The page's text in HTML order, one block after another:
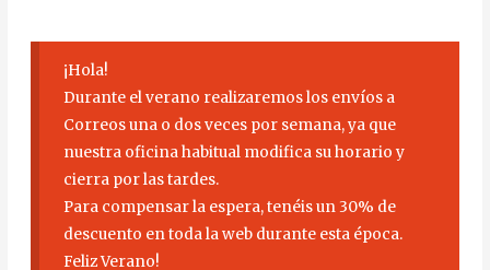
¡Hola!
Durante el verano realizaremos los envíos a
Correos una o dos veces por semana, ya que
nuestra oficina habitual modifica su horario y
cierra por las tardes.
Para compensar la espera, tenéis un 30% de
descuento en toda la web durante esta época.
Feliz Verano!